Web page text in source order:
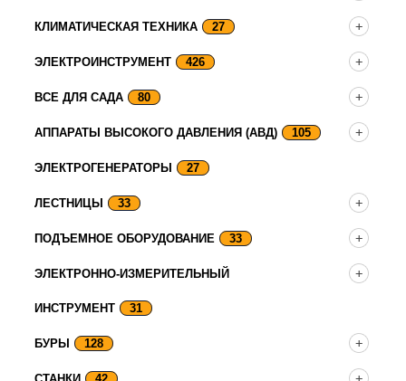
КЛИМАТИЧЕСКАЯ ТЕХНИКА 27
ЭЛЕКТРОИНСТРУМЕНТ 426
ВСЕ ДЛЯ САДА 80
АППАРАТЫ ВЫСОКОГО ДАВЛЕНИЯ (АВД) 105
ЭЛЕКТРОГЕНЕРАТОРЫ 27
ЛЕСТНИЦЫ 33
ПОДЪЕМНОЕ ОБОРУДОВАНИЕ 33
ЭЛЕКТРОННО-ИЗМЕРИТЕЛЬНЫЙ
ИНСТРУМЕНТ 31
БУРЫ 128
СТАНКИ 42